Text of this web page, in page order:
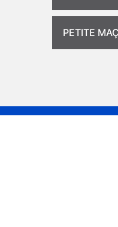
PETITE